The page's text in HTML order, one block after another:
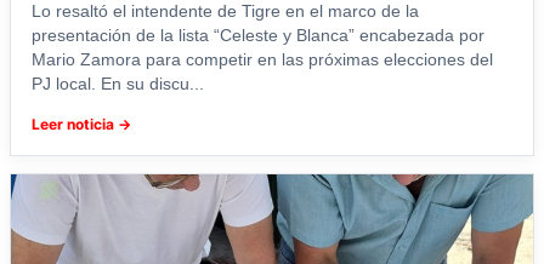
Lo resaltó el intendente de Tigre en el marco de la
presentación de la lista “Celeste y Blanca” encabezada por
Mario Zamora para competir en las próximas elecciones del
PJ local. En su discu...
Leer noticia →